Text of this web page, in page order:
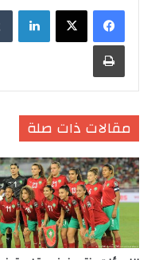
لينكدإن
طباعة
مقالات ذات صلة